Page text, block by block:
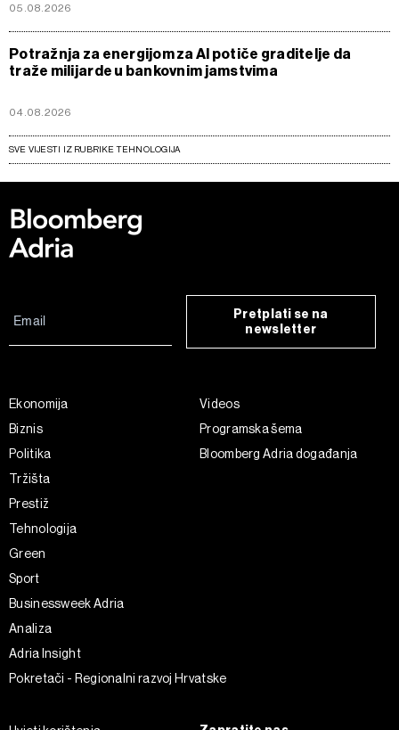
05.08.2026
Potražnja za energijom za AI potiče graditelje da
traže milijarde u bankovnim jamstvima
04.08.2026
SVE VIJESTI IZ RUBRIKE TEHNOLOGIJA
Pretplati se na
newsletter
Ekonomija
Biznis
Politika
Tržišta
Prestiž
Tehnologija
Green
Sport
Businessweek Adria
Analiza
Adria Insight
Pokretači - Regionalni razvoj Hrvatske
Videos
Programska šema
Bloomberg Adria događanja